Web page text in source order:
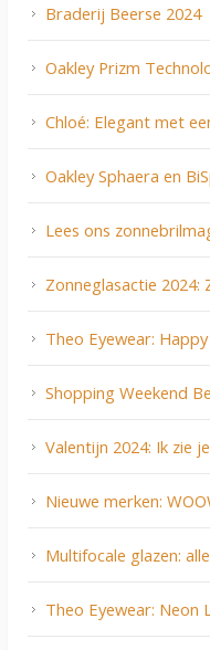
Braderij Beerse 2024
Oakley Prizm
Chloé: Elegant met
Oakley Sphaera en
Lees ons
Zonneglasactie 2024:
Theo Eyewear: Happy
Shopping Weekend
Valentijn 2024: Ik zie
Nieuwe merken:
Multifocale glazen:
Theo Eyewear: Neon